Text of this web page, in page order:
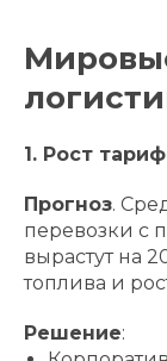
1. Рост
Прогноз.
перевозки с
вырастут на
топлива и
Решение: